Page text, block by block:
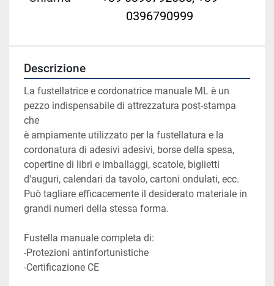
0396790999
Descrizione
La fustellatrice e cordonatrice manuale ML è un
pezzo indispensabile di attrezzatura post-stampa
che
è ampiamente utilizzato per la fustellatura e la
cordonatura di adesivi adesivi, borse della spesa,
copertine di libri e imballaggi, scatole, biglietti
d'auguri, calendari da tavolo, cartoni ondulati, ecc.
Può tagliare efficacemente il desiderato materiale in
grandi numeri della stessa forma.
Fustella manuale completa di:
-Protezioni antinfortunistiche
-Certificazione CE